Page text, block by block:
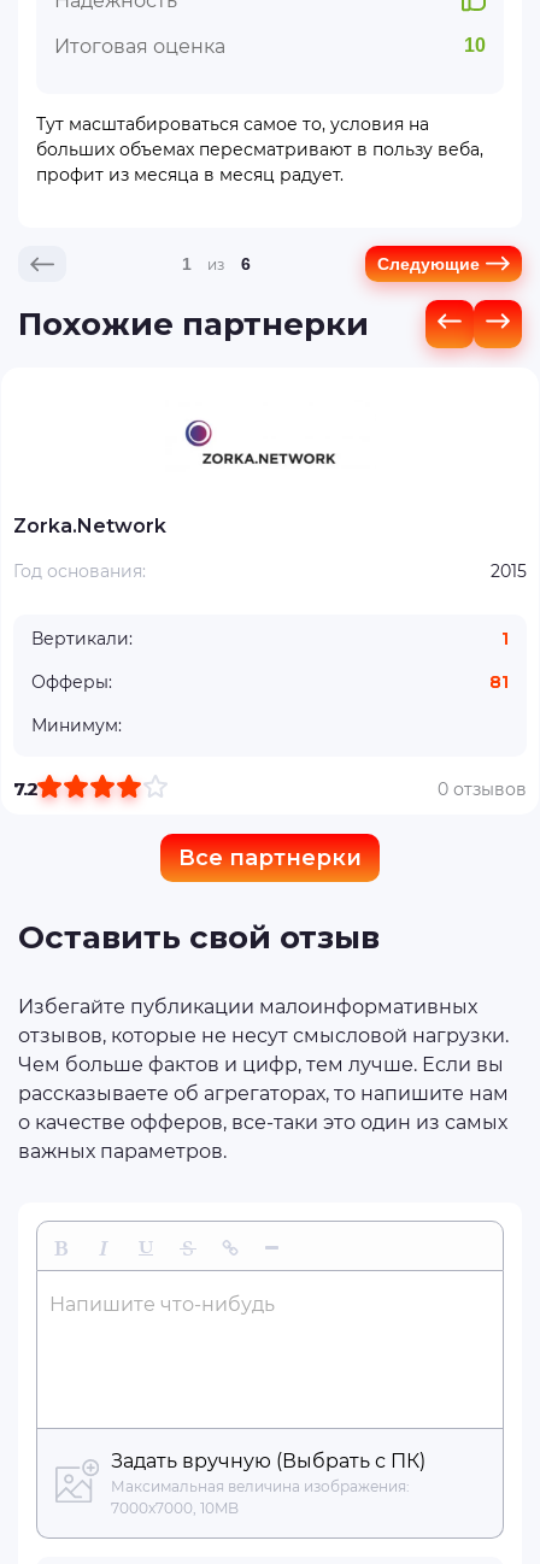
Итоговая оценка
10
Тут масштабироваться самое то, условия на
больших объемах пересматривают в пользу веба,
профит из месяца в месяц радует.
1 6 Следующие
Похожие партнерки
Zorka.Network
Год основания: 2015
Вертикали:
1
Офферы:
81
Минимум:
7.2 0 отзывов
Все партнерки
Оставить свой отзыв
Избегайте публикации малоинформативных
отзывов, которые не несут смысловой нагрузки.
Чем больше фактов и цифр, тем лучше. Если вы
рассказываете об агрегаторах, то напишите нам
о качестве офферов, все-таки это один из самых
важных параметров.
Напишите что-нибудь
Задать вручную (Выбрать с ПК)
Максимальная величина изображения:
7000x7000, 10MB